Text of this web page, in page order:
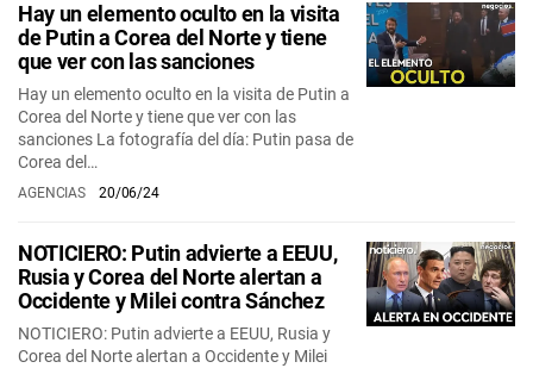
Hay un elemento oculto en la visita
de Putin a Corea del Norte y tiene
que ver con las sanciones
Hay un elemento oculto en la visita de Putin a
Corea del Norte y tiene que ver con las
sanciones La fotografía del día: Putin pasa de
Corea del…
AGENCIAS 20/06/24
NOTICIERO: Putin advierte a EEUU,
Rusia y Corea del Norte alertan a
Occidente y Milei contra Sánchez
NOTICIERO: Putin advierte a EEUU, Rusia y
Corea del Norte alertan a Occidente y Milei